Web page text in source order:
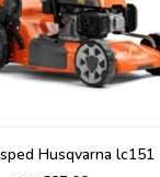
Husqvarna lc151